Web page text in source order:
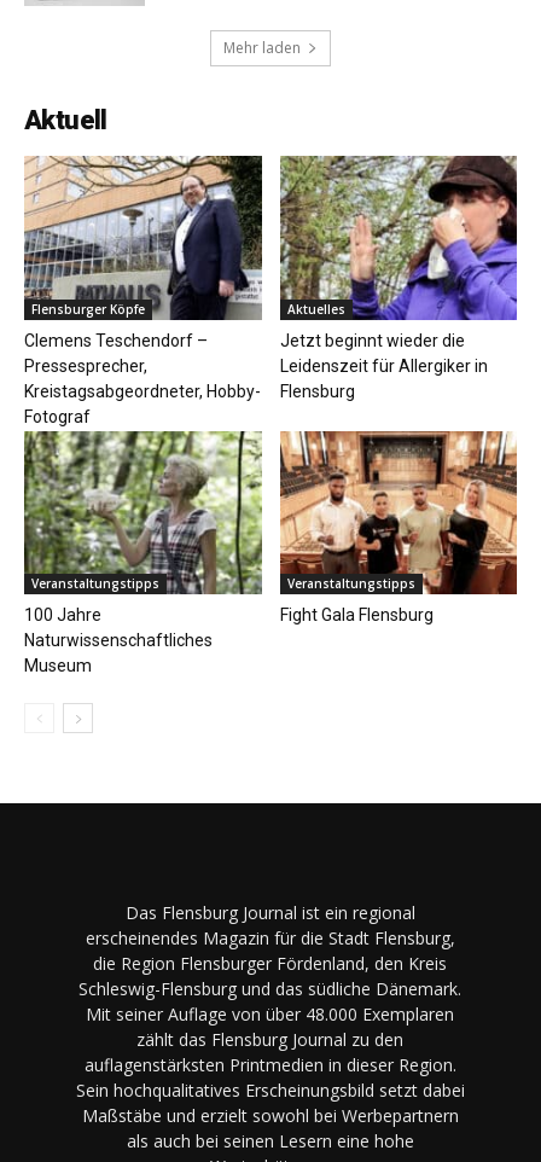
Mehr laden
Aktuell
Flensburger Köpfe
Clemens Teschendorf –
Pressesprecher,
Kreistagsabgeordneter, Hobby-
Fotograf
Aktuelles
Jetzt beginnt wieder die
Leidenszeit für Allergiker in
Flensburg
Veranstaltungstipps
100 Jahre
Naturwissenschaftliches
Museum
Veranstaltungstipps
Fight Gala Flensburg
Das Flensburg Journal ist ein regional
erscheinendes Magazin für die Stadt Flensburg,
die Region Flensburger Fördenland, den Kreis
Schleswig-Flensburg und das südliche Dänemark.
Mit seiner Auflage von über 48.000 Exemplaren
zählt das Flensburg Journal zu den
auflagenstärksten Printmedien in dieser Region.
Sein hochqualitatives Erscheinungsbild setzt dabei
Maßstäbe und erzielt sowohl bei Werbepartnern
als auch bei seinen Lesern eine hohe